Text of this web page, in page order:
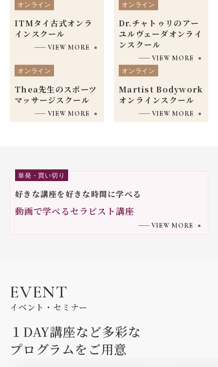
オンライン
ITMタイ古式オンラ
インスクール
VIEW MORE
オンライン
Dr.チャトゥリのアー
ユルヴェーダオンライ
ンスクール
VIEW MORE
オンライン
Thea先生のスポーツ
マッサージスクール
VIEW MORE
オンライン
MartistBodywork
オンラインスクール
VIEW MORE
単発・買い切り
好きな講座を好きな時間に学べる
動画で学べるセラピスト講座
VIEW MORE
EVENT
イベント・セミナー
１DAY講座など多彩な
プログラムをご用意